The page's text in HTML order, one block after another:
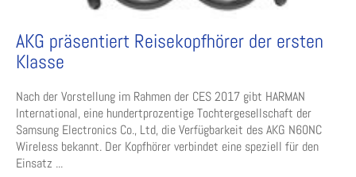
AKG präsentiert Reisekopfhörer der ersten
Klasse
Nach der Vorstellung im Rahmen der CES 2017 gibt HARMAN
International, eine hundertprozentige Tochtergesellschaft der
Samsung Electronics Co., Ltd, die Verfügbarkeit des AKG N60NC
Wireless bekannt. Der Kopfhörer verbindet eine speziell für den
Einsatz ...